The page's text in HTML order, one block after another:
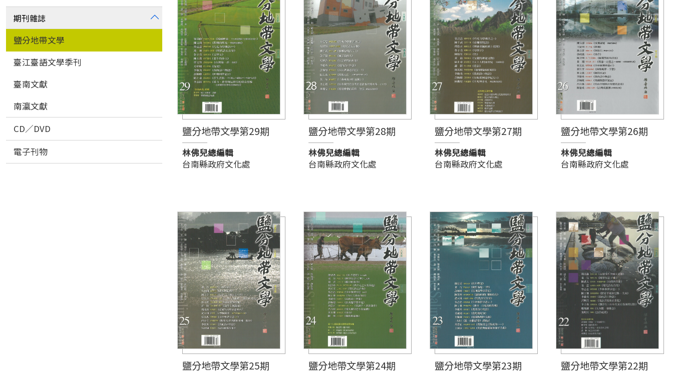
期刊雜誌
鹽分地帶文學
臺江臺語文學季刊
臺南文獻
南瀛文獻
CD／DVD
電子刊物
鹽分地帶文學第29期
林佛兒總編輯
台南縣政府文化處
鹽分地帶文學第28期
林佛兒總編輯
台南縣政府文化處
鹽分地帶文學第27期
林佛兒總編輯
台南縣政府文化處
鹽分地帶文學第26期
林佛兒總編輯
台南縣政府文化處
鹽分地帶文學第25期 鹽分地帶文學第24期 鹽分地帶文學第23期 鹽分地帶文學第22期